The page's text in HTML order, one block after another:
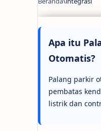
Apa itu
Otomatis?
Palang parkir
pembatas
listrik dan